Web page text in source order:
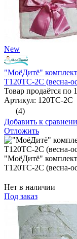
New
"МоёДитё"
Т120ТС-2С (весна-
Товар продаётся по
Артикул: 120ТС-2С
(4)
Добавить к
Отложить
"МоёДитё"
Т120ТС-2С (весна-
Нет в наличии
Под заказ